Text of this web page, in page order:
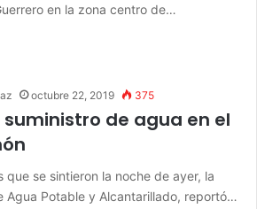
en la zona centro de…
octubre 22, 2019 375
de agua en el
que se sintieron la noche de ayer, la
Agua Potable y Alcantarillado, reportó…